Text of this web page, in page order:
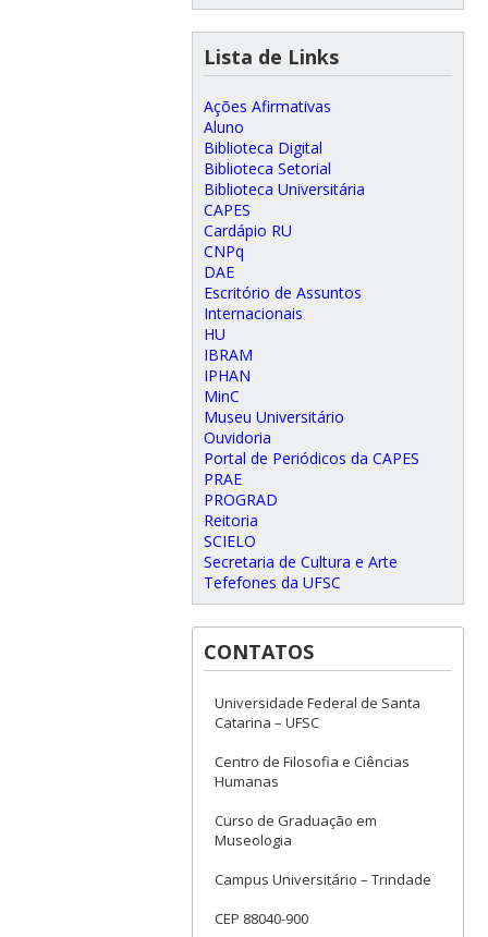
Lista de Links
Ações Afirmativas
Aluno
Biblioteca Digital
Biblioteca Setorial
Biblioteca Universitária
CAPES
Cardápio RU
CNPq
DAE
Escritório de Assuntos
Internacionais
HU
IBRAM
IPHAN
MinC
Museu Universitário
Ouvidoria
Portal de Periódicos da CAPES
PRAE
PROGRAD
Reitoria
SCIELO
Secretaria de Cultura e Arte
Tefefones da UFSC
CONTATOS
Universidade Federal de Santa
Catarina – UFSC
Centro de Filosofia e Ciências
Humanas
Curso de Graduação em
Museologia
Campus Universitário – Trindade
CEP 88040-900